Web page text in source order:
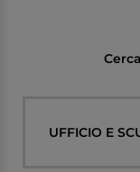
UFFICIO E